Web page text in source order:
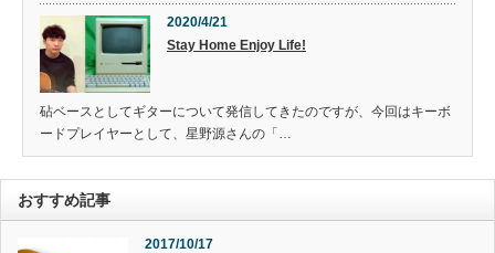
2020/4/21
Stay Home Enjoy Life!
砧ベースとしてギターについて発信してきたのですが、今回はキーボ
ードプレイヤーとして、星野源さんの「…
おすすめ記事
2017/10/17